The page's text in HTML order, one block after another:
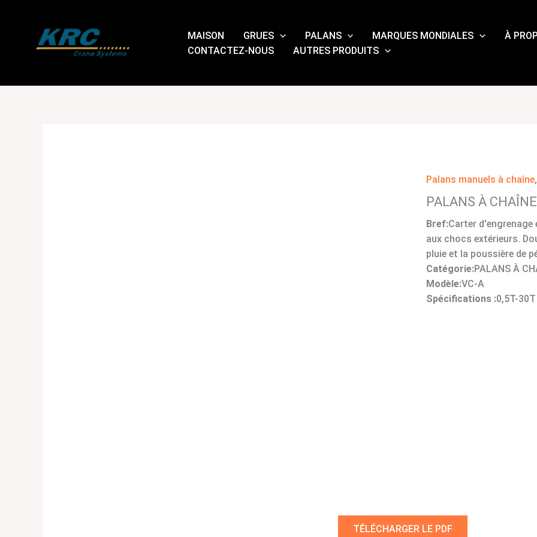
MAISON GRUES PALANS MARQUES MONDIALES
À
CONTACTEZ-NOUS
AUTRES PRODUITS
Palans manuels à chaîne
PALANS À
Bref:Carter
aux chocs extérieurs.
pluie et la poussière de
Catégorie:PALANS À
Modèle:VC-A
Spécifications :0,5T-30T
TÉLÉCHARGER LE PDF